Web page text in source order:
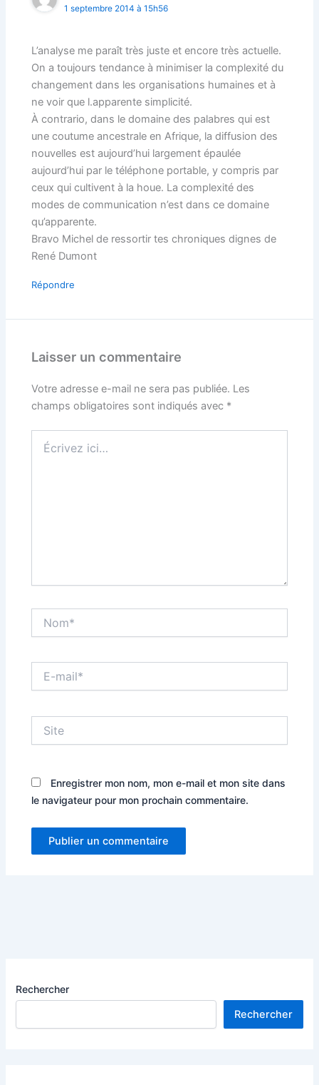
1 septembre 2014 à 15h56
L’analyse me paraît très juste et encore très actuelle.
On a toujours tendance à minimiser la complexité du
changement dans les organisations humaines et à
ne voir que l.apparente simplicité.
À contrario, dans le domaine des palabres qui est
une coutume ancestrale en Afrique, la diffusion des
nouvelles est aujourd’hui largement épaulée
aujourd’hui par le téléphone portable, y compris par
ceux qui cultivent à la houe. La complexité des
modes de communication n’est dans ce domaine
qu’apparente.
Bravo Michel de ressortir tes chroniques dignes de
René Dumont
Répondre
Laisser un commentaire
Votre adresse e-mail ne sera pas publiée. Les
champs obligatoires sont indiqués avec *
ici…
mail*
Enregistrer mon nom, mon e-mail et mon site dans
le navigateur pour mon prochain commentaire.
Rechercher
Rechercher